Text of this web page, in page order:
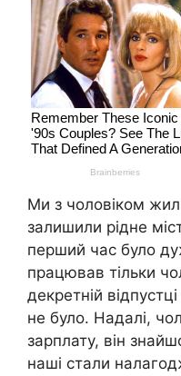
Ми з чоловіком
залишили рідне
перший час було
працював тільки
декретній
не було. Надалі,
зарплату, він
наші стали